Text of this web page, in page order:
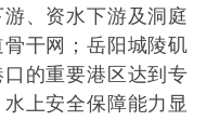
、资水下游及洞庭
干网；岳阳城陵矶
的重要港区达到专
上安全保障能力显